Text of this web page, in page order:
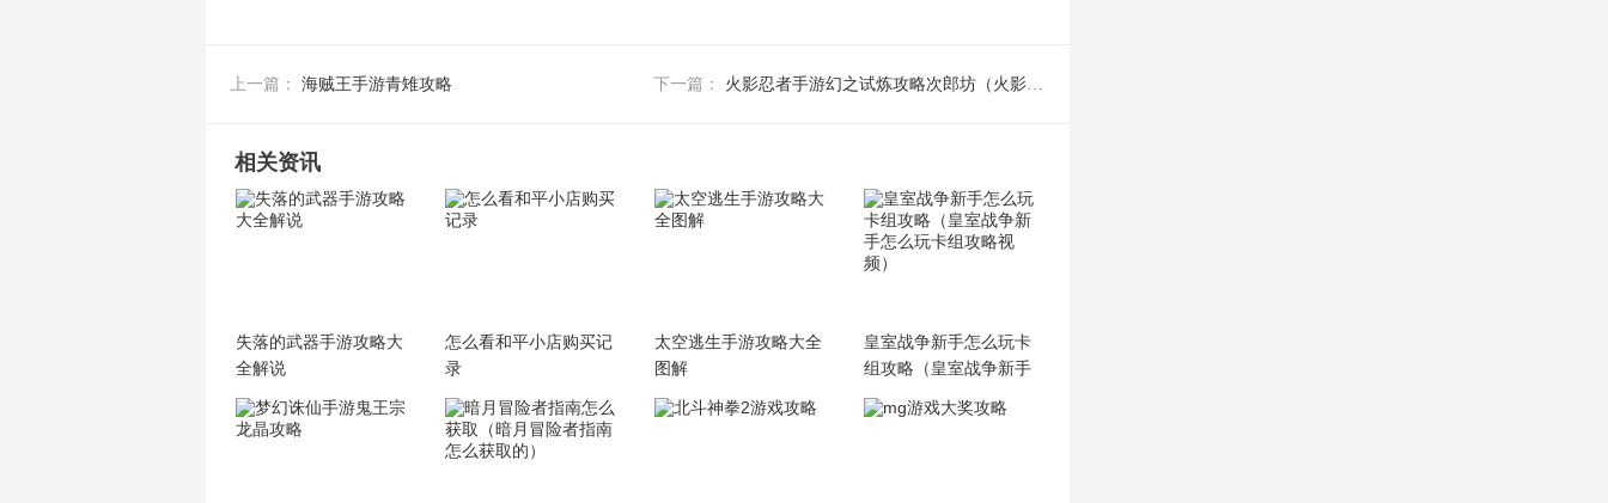
上一篇： 海贼王手游青雉攻略 下一篇： 火影忍者手游幻之试炼攻略次郎坊（火影手游幻之试炼怎么过）
相关资讯
失落的武器手游攻略大
全解说
怎么看和平小店购买记
录
太空逃生手游攻略大全
图解
皇室战争新手怎么玩卡
组攻略（皇室战争新手
怎么玩卡组攻略视频）